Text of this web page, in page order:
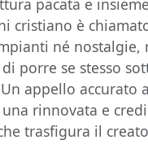
pacata e
cristiano è
né nostalgie,
porre se stesso
appello accurato
rinnovata e
trasfigura il